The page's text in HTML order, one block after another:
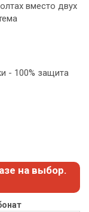
вместо двух
- 100% защита
на выбор.